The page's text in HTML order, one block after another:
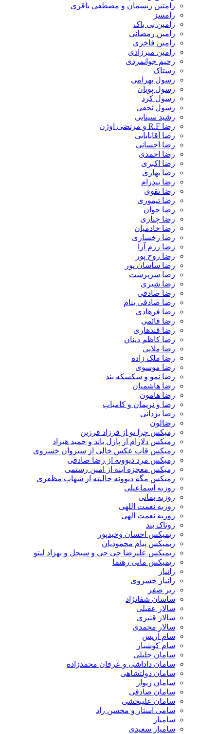
رامتین ریسمان و مصطفی باقری
رامسز
رامین بی باک
رامین رمضانی
رامین فاخری
رامین میرزادی
رحیم جوانمردی
رستاک
رسول بهرامی
رسول پویان
رسول کرد
رسول نجفی
رشید سینایی
رضا R.F و مرتضی اوژن
رضا آقابابایی
رضا احسانی
رضا احمدی
رضا اکبری
رضا بهاری
رضا بیدرام
رضا تقوی
رضا تیموری
رضا جوان
رضا چناری
رضا خادمیان
رضا رخساری
رضا رزم آرا
رضا روح پور
رضا ساسان پور
رضا سرپرست
رضا شیری
رضا صادقی
رضا صادقی بنام
رضا فرهادی
رضا قائمی
رضا قندهاری
رضا کاظم دینان
رضا ملایی
رضا ملک زاده
رضا موسوی
رضا نمو و سکسکه بند
رضا هاشمیان
رضا هامون
رضا و نریمان و کامیاب
رضا یزدانی
رضالون
رمیکس چرا تو از فرزاد فرزین
رمیکس دلارام از پازل باند و حمید هیراد
رمیکس قاب عکس خالی از سیروان خسروی
رمیکس مرد دیوونه از رضا صادقی
رمیکس معجزه اینه از امین رستمی
رمیکس مگه دیوونه حالیته از شهاب مظفری
روزبه اسماعیلی
روزبه بمانی
روزبه نعمت اللهی
روزبه نعمت الهی
روناک بند
ریمیکس احسان وحیدپور
ریمیکس پیام محمودیان
ریمیکس علیرضا جی جی و سیجل و بهزاد لیتو
ریمیکس مانی رهنما
زانیار
زانیار خسروی
زیر صفر
ساسان شفانژاد
سالار عقیلی
سالار قنبری
سالار محمدی
سام آریس
سام کوشیار
سامان جلیلی
سامان داداشی و عرفان محمدزاده
سامان دولتشاهی
سامان زیوار
سامان صادقی
سامان علیبخشی
سامی استار و محسن راد
سامیار
سامیار سعیدی